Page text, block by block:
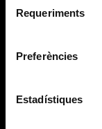
consultar la
Requeriments
Preferències
Estadístiques